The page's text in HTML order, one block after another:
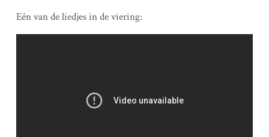
Eén van de liedjes in de viering: